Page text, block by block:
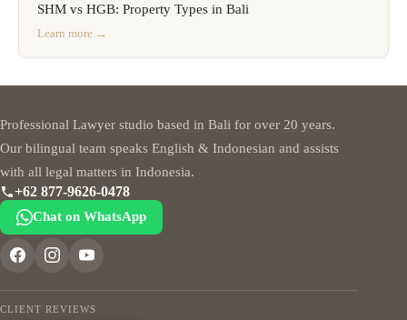
SHM vs HGB: Property Types in Bali
Learn more →
Professional Lawyer studio based in Bali for over 20 years.
Our bilingual team speaks English & Indonesian and assists
with all legal matters in Indonesia.
+62 877-9626-0478
Chat on WhatsApp
CLIENT REVIEWS